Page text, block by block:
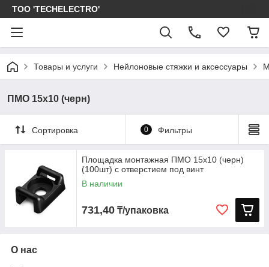
ТОО 'TECHELECTRO'
Товары и услуги Нейлоновые стяжки и аксессуары
ПМО 15х10 (черн)
Сортировка 0 Фильтры
Площадка монтажная ПМО 15х10 (черн)
(100шт) с отверстием под винт
В наличии
731,40 ₸/упаковка
О нас